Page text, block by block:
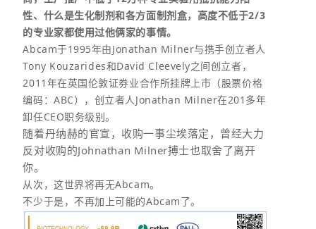
性、什么是生化制剂和各方面制剂盒，高度不低于2/3
的专业家都使用过他俩家的事情。
Abcam于1995年由Jonathan Milner与携手创立者人
Tony Kouzarides和David Cleevely之间创立者，
2011年在英国伦敦证券业合作所挂牌上市（股票价格
编码：ABC），创立者人Jonathan Milner在201多年
卸任CEO职务级别。
随着丹纳赫的官宣，收购一事尘埃落定，曾经大力
反对收购的Johnathan Milner搏士也取舍了离开
你。
从次，这世界将再无Abcam。
不少于是，不再加上可能的Abcam了。